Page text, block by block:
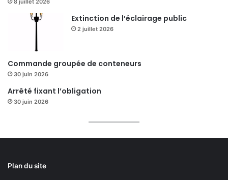
Extinction de l’éclairage public
2 juillet 2026
Commande groupée de conteneurs
30 juin 2026
Arrêté fixant l’obligation
30 juin 2026
Plan du site